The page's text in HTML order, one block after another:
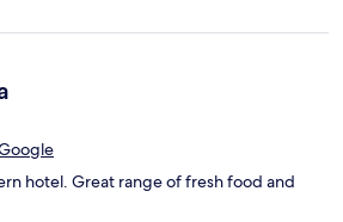
hotel. Great range of fresh food and